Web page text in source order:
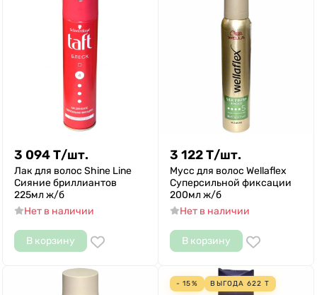
3 094Т/шт.
Лак для волос Shine Line
Сияние бриллиантов
225мл ж/б
Нет в наличии
В корзину
3 122Т/шт.
Мусс для волос Wellaflex
Суперсильной фиксации
200мл ж/б
Нет в наличии
В корзину
- 15% ВЫГОДА 622 Т